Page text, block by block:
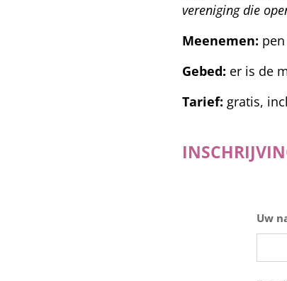
vereniging die
Meenemen:
Gebed: er is de
Tarief: gratis,
Uw